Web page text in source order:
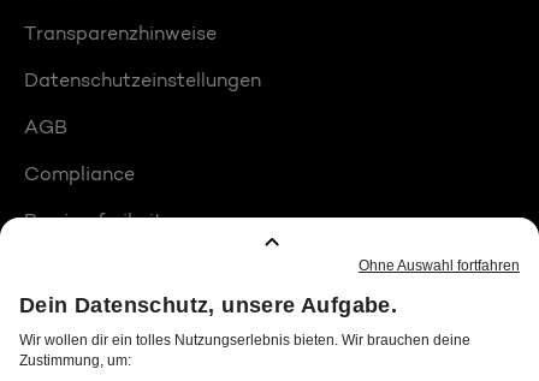
Transparenzhinweise
Datenschutzeinstellungen
AGB
Compliance
Barrierefreiheit